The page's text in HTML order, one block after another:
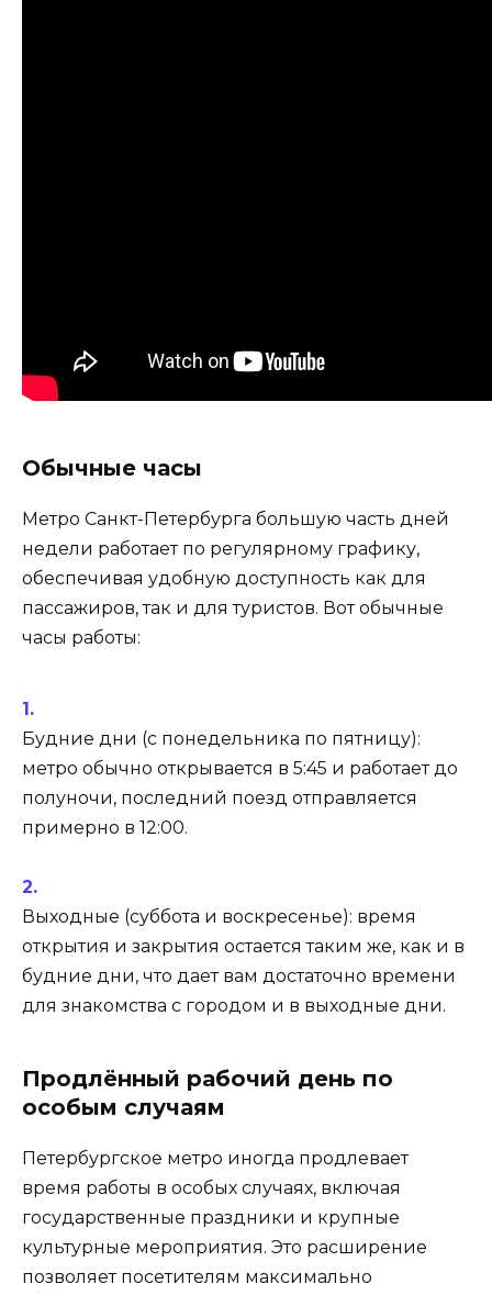
Обычные часы
Метро Санкт-Петербурга большую часть дней
недели работает по регулярному графику,
обеспечивая удобную доступность как для
пассажиров, так и для туристов. Вот обычные
часы работы:
Будние дни (с понедельника по пятницу):
метро обычно открывается в 5:45 и работает до
полуночи, последний поезд отправляется
примерно в 12:00.
Выходные (суббота и воскресенье): время
открытия и закрытия остается таким же, как и в
будние дни, что дает вам достаточно времени
для знакомства с городом и в выходные дни.
Продлённый рабочий день по
особым случаям
Петербургское метро иногда продлевает
время работы в особых случаях, включая
государственные праздники и крупные
культурные мероприятия. Это расширение
позволяет посетителям максимально